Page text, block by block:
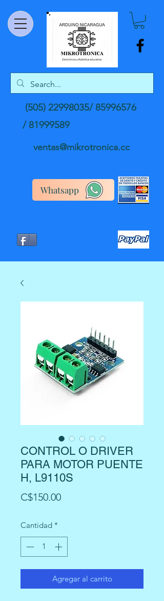
(505) 22998035/85996576
/81999589
ventas@mikrotronica.cc
Whatsapp
CONTROL O DRIVER
PARA MOTOR PUENTE
H, L9110S
C$150.00Precio
Cantidad *
Agregar al carrito